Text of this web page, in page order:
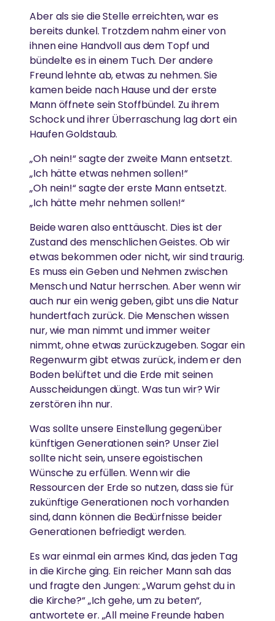
Aber als sie die Stelle erreichten, war es
bereits dunkel. Trotzdem nahm einer von
ihnen eine Handvoll aus dem Topf und
bündelte es in einem Tuch. Der andere
Freund lehnte ab, etwas zu nehmen. Sie
kamen beide nach Hause und der erste
Mann öffnete sein Stoffbündel. Zu ihrem
Schock und ihrer Überraschung lag dort ein
Haufen Goldstaub.
„Oh nein!“ sagte der zweite Mann entsetzt.
„Ich hätte etwas nehmen sollen!“
„Oh nein!“ sagte der erste Mann entsetzt.
„Ich hätte mehr nehmen sollen!“
Beide waren also enttäuscht. Dies ist der
Zustand des menschlichen Geistes. Ob wir
etwas bekommen oder nicht, wir sind traurig.
Es muss ein Geben und Nehmen zwischen
Mensch und Natur herrschen. Aber wenn wir
auch nur ein wenig geben, gibt uns die Natur
hundertfach zurück. Die Menschen wissen
nur, wie man nimmt und immer weiter
nimmt, ohne etwas zurückzugeben. Sogar ein
Regenwurm gibt etwas zurück, indem er den
Boden belüftet und die Erde mit seinen
Ausscheidungen düngt. Was tun wir? Wir
zerstören ihn nur.
Was sollte unsere Einstellung gegenüber
künftigen Generationen sein? Unser Ziel
sollte nicht sein, unsere egoistischen
Wünsche zu erfüllen. Wenn wir die
Ressourcen der Erde so nutzen, dass sie für
zukünftige Generationen noch vorhanden
sind, dann können die Bedürfnisse beider
Generationen befriedigt werden.
Es war einmal ein armes Kind, das jeden Tag
in die Kirche ging. Ein reicher Mann sah das
und fragte den Jungen: „Warum gehst du in
die Kirche?“ „Ich gehe, um zu beten“,
antwortete er. „All meine Freunde haben